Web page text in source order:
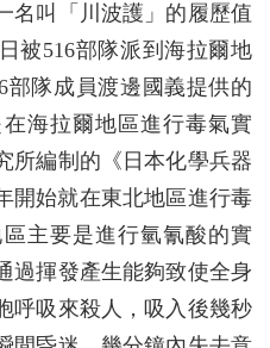
名叫「川波護」的履歷值
被516部隊派到海拉爾地
部隊成員渡邊國義提供的
海拉爾地區進行毒氣實
所編制的《日本化學兵器
開始就在東北地區進行毒
主要是進行氫氰酸的實
過揮發產生能夠致使全身
呼吸來殺人，吸入後幾秒